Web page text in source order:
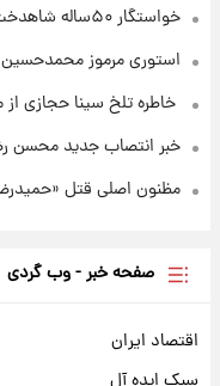
خواستگار ۵۰ساله شاهدخت لئونور بازداشت شد
استوری مرموز محمدحسین
خاطره تلخ سینا حجازی از
خبر انتصاب جدید محسن
مظنون اصلی قتل
صفحه خبر - وب گردی
اقتصاد ایران